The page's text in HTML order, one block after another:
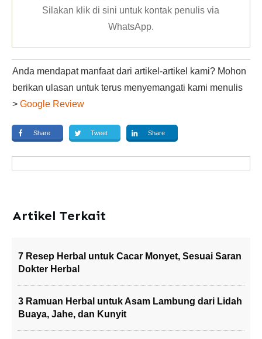
Silakan klikdi sini untuk kontak penulis via
WhatsApp.
Anda mendapat manfaat dari artikel-artikel kami? Mohon
berikan ulasan untuk terus menyemangati kami menulis
> Google Review
Share Tweet Share
Artikel Terkait
7 Resep Herbal untuk Cacar Monyet, Sesuai Saran
Dokter Herbal
3 Ramuan Herbal untuk Asam Lambung dari Lidah
Buaya, Jahe, dan Kunyit